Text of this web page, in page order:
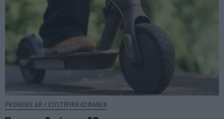
PRONEWS.GR / ΕΣΩΤΕΡΙΚΗ ΑΣΦΑΛΕΙΑ